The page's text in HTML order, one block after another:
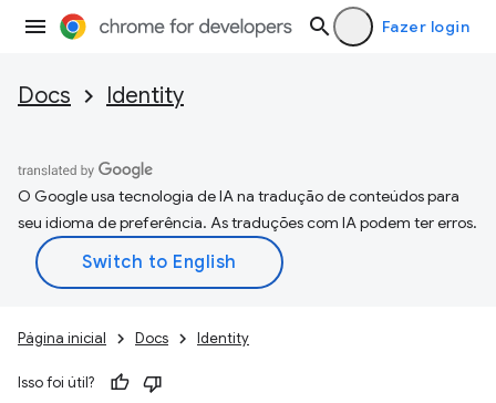
Fazer login
Docs Identity
O Google usa tecnologia de IA na tradução de conteúdos para
seu idioma de preferência. As traduções com IA podem ter erros.
Página inicial Docs Identity
Isso foi útil?